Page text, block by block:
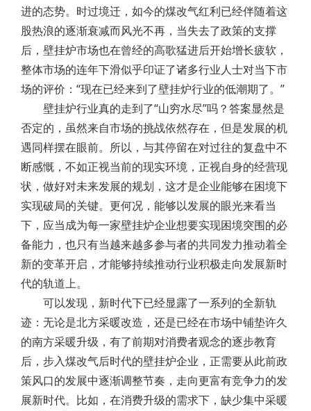
进的态势。时过境迁，如今的煤改气红利已经伴随着这
股热浪的逐渐衰减而风光不再，当失去了政策的支撑
后，壁挂炉市场也在曾经的高歌猛进后开始增长疲软，
整体市场的连年下滑似乎印证了诸多行业人士对当下市
场的评价：“现在已经来到了壁挂炉行业的低潮期了。”
壁挂炉行业真的走到了“山穷水尽”吗？答案显然是
否定的，虽然来自市场的挑战依然存在，但是发展的机
遇同样摆在眼前。所以，与其停留在对过往的复盘中不
断感慨，不如正视当前的现实环境，正视自身的经营现
状，做好对未来发展的规划，这才是企业能够在困境下
实现破局的关键。更何况，能够以发展的眼光来看当
下，应当成为每一家壁挂炉企业想要实现困境突围的必
备能力，也只有当越来越多参与者的共同发力推动着全
新的变革开启，才能够持续推动行业积极走向发展新时
代的轨道上。
可以发现，新时代下已经显露了一系列的全新轨
迹：无论是北方采暖改造，还是已经在市场中铺垫许久
的南方采暖升级，有了前期对消费者观念的逐步教育
后，步入煤改气后时代的壁挂炉企业，正需要从此前政
策风口的发展中逐渐调整节奏，走向更富有竞争力的发
展新时代。比如，在消费升级的需求下，缺少集中采暖